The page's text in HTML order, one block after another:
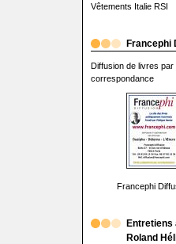
Vêtements Italie RSI
Francephi
Diffusion de livres par
correspondance
Francephi
Entretiens
Roland